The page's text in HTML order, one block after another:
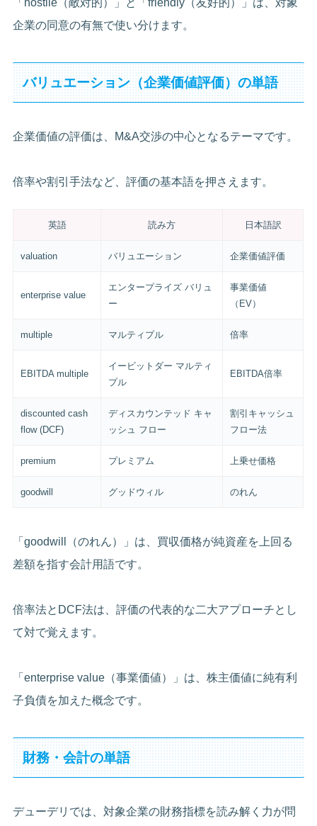
「hostile（敵対的）」と「friendly（友好的）」は、対象
企業の同意の有無で使い分けます。
バリュエーション（企業価値評価）の単語
企業価値の評価は、M&A交渉の中心となるテーマです。
倍率や割引手法など、評価の基本語を押さえます。
英語 読み方 日本語訳
valuation バリュエーション 企業価値評価
enterprise value
エンタープライズ バリュ
ー
事業価値
（EV）
multiple マルティプル 倍率
EBITDA multiple
イービットダー マルティ
プル
EBITDA倍率
discounted cash
flow (DCF)
ディスカウンテッド キャ
ッシュ フロー
割引キャッシュ
フロー法
premium プレミアム 上乗せ価格
goodwill グッドウィル のれん
「goodwill（のれん）」は、買収価格が純資産を上回る
差額を指す会計用語です。
倍率法とDCF法は、評価の代表的な二大アプローチとし
て対で覚えます。
「enterprise value（事業価値）」は、株主価値に純有利
子負債を加えた概念です。
財務・会計の単語
デューデリでは、対象企業の財務指標を読み解く力が問